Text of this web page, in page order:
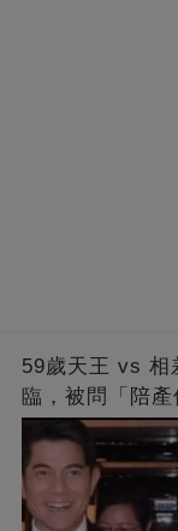
59歲天王 vs 相
臨，被問「陪
被贊爆